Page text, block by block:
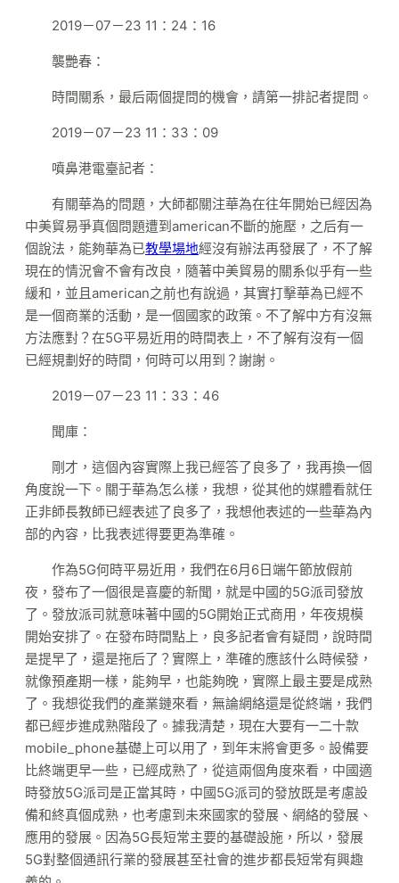
2019－07－23 11：24：16
襲艷春：
時間關系，最后兩個提問的機會，請第一排記者提問。
2019－07－23 11：33：09
噴鼻港電臺記者：
有關華為的問題，大師都關注華為在往年開始已經因為
中美貿易爭真個問題遭到american不斷的施壓，之后有一
個說法，能夠華為已教學場地經沒有辦法再發展了，不了解
現在的情況會不會有改良，隨著中美貿易的關系似乎有一些
緩和，並且american之前也有說過，其實打擊華為已經不
是一個商業的活動，是一個國家的政策。不了解中方有沒無
方法應對？在5G平易近用的時間表上，不了解有沒有一個
已經規劃好的時間，何時可以用到？謝謝。
2019－07－23 11：33：46
聞庫：
剛才，這個內容實際上我已經答了良多了，我再換一個
角度說一下。關于華為怎么樣，我想，從其他的媒體看就任
正非師長教師已經表述了良多了，我想他表述的一些華為內
部的內容，比我表述得要更為準確。
作為5G何時平易近用，我們在6月6日端午節放假前
夜，發布了一個很是喜慶的新聞，就是中國的5G派司發放
了。發放派司就意味著中國的5G開始正式商用，年夜規模
開始安排了。在發布時間點上，良多記者會有疑問，說時間
是提早了，還是拖后了？實際上，準確的應該什么時候發，
就像預產期一樣，能夠早，也能夠晚，實際上最主要是成熟
了。我想從我們的產業鏈來看，無論網絡還是從終端，我們
都已經步進成熟階段了。據我清楚，現在大要有一二十款
mobile_phone基礎上可以用了，到年末將會更多。設備要
比終端更早一些，已經成熟了，從這兩個角度來看，中國適
時發放5G派司是正當其時，中國5G派司的發放既是考慮設
備和終真個成熟，也考慮到未來國家的發展、網絡的發展、
應用的發展。因為5G長短常主要的基礎設施，所以，發展
5G對整個通訊行業的發展甚至社會的進步都長短常有興趣